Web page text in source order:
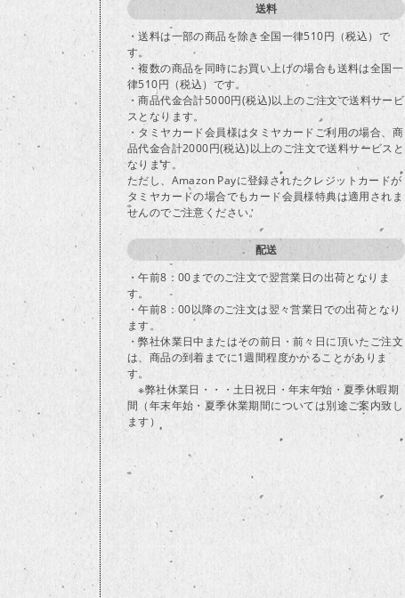
送料
・送料は一部の商品を除き全国一律510円（税込）で
す。
・複数の商品を同時にお買い上げの場合も送料は全国一
律510円（税込）です。
・商品代金合計5000円(税込)以上のご注文で送料サービ
スとなります。
・タミヤカード会員様はタミヤカードご利用の場合、商
品代金合計2000円(税込)以上のご注文で送料サービスと
なります。
ただし、Amazon Payに登録されたクレジットカードが
タミヤカードの場合でもカード会員様特典は適用されま
せんのでご注意ください。
配送
・午前8：00までのご注文で翌営業日の出荷となりま
す。
・午前8：00以降のご注文は翌々営業日での出荷となり
ます。
・弊社休業日中またはその前日・前々日に頂いたご注文
は、商品の到着までに1週間程度かかることがありま
す。
※弊社休業日・・・土日祝日・年末年始・夏季休暇期
間（年末年始・夏季休業期間については別途ご案内致し
ます）